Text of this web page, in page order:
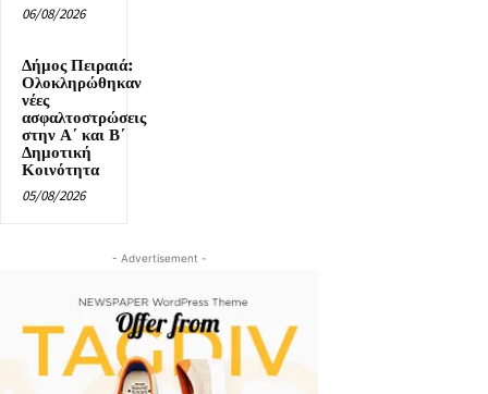
06/08/2026
Δήμος Πειραιά:
Ολοκληρώθηκαν
νέες
ασφαλτοστρώσεις
στην Α΄ και Β΄
Δημοτική
Κοινότητα
05/08/2026
- Advertisement -